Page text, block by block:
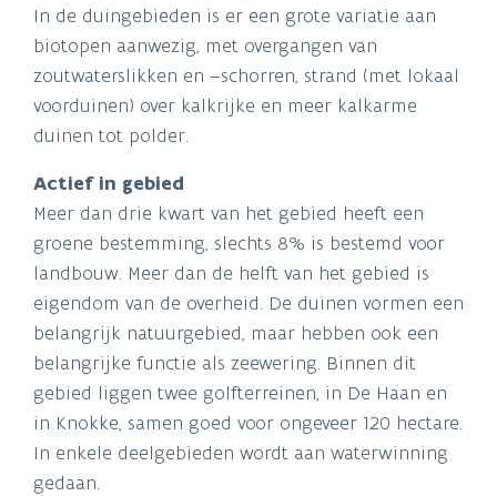
In de duingebieden is er een grote variatie aan
biotopen aanwezig, met overgangen van
zoutwaterslikken en –schorren, strand (met lokaal
voorduinen) over kalkrijke en meer kalkarme
duinen tot polder.
Actief in gebied
Meer dan drie kwart van het gebied heeft een
groene bestemming, slechts 8% is bestemd voor
landbouw. Meer dan de helft van het gebied is
eigendom van de overheid. De duinen vormen een
belangrijk natuurgebied, maar hebben ook een
belangrijke functie als zeewering. Binnen dit
gebied liggen twee golfterreinen, in De Haan en
in Knokke, samen goed voor ongeveer 120 hectare.
In enkele deelgebieden wordt aan waterwinning
gedaan.